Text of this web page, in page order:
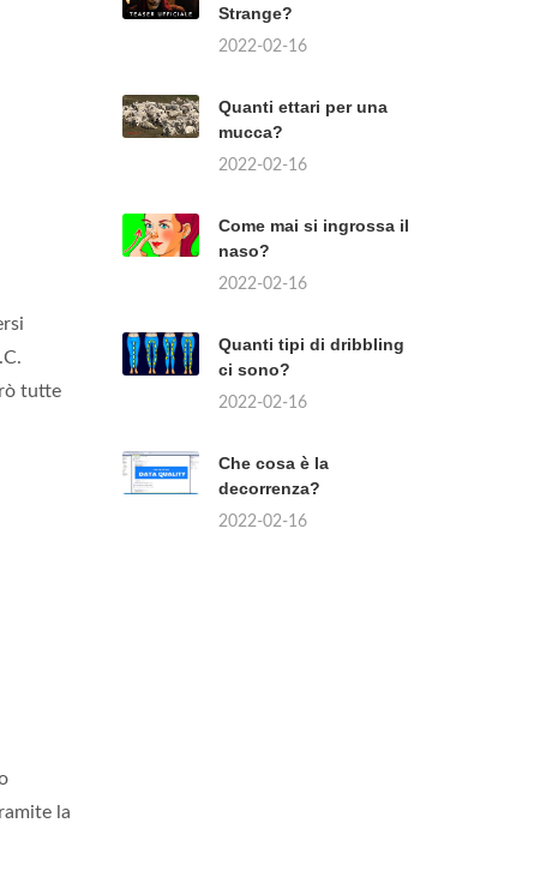
tutte
la
Strange?
2022-02-16
Quanti ettari per una
mucca?
2022-02-16
Come mai si ingrossa il
naso?
2022-02-16
Quanti tipi di dribbling
ci sono?
2022-02-16
Che cosa è la
decorrenza?
2022-02-16